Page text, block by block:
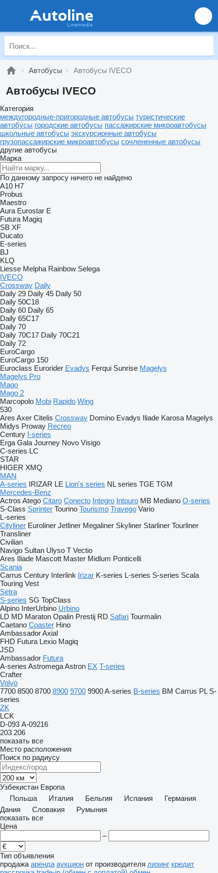
Автобусы Автобусы IVECO
Автобусы IVECO
Категория
междугородные-пригородные автобусы туристические
автобусы городские автобусы пассажирские микроавтобусы
школьные автобусы экскурсионные автобусы
грузопассажирские микроавтобусы сочлененные автобусы
другие автобусы
Марка
По данному запросу ничего не найдено
A10 H7
Probus
Maestro
Aura Eurostar E
Futura Magiq
SB XF
Ducato
E-series
BJ
KLQ
Liesse Melpha Rainbow Selega
IVECO
Crossway Daily
Daily 29 Daily 45 Daily 50
Daily 50C18
Daily 60 Daily 65
Daily 65C17
Daily 70
Daily 70C17 Daily 70C21
Daily 72
EuroCargo
EuroCargo 150
Euroclass Eurorider Evadys Ferqui Sunrise Magelys
Magelys Pro
Mago
Mago 2
Marcopolo Mobi Rapido Wing
530
Ares Axer Citelis Crossway Domino Evadys Iliade Karosa Magelys
Midys Proway Recreo
Century I-series
Erga Gala Journey Novo Visigo
C-series LC
STAR
HIGER XMQ
MAN
A-series IRIZAR LE Lion's series NL series TGE TGM
Mercedes-Benz
Actros Atego Citaro Conecto Integro Intouro MB Mediano O-series
S-Class Sprinter Tourino Tourismo Travego Vario
L-series
Cityliner Euroliner Jetliner Megaliner Skyliner Starliner Tourliner
Transliner
Civilian
Navigo Sultan Ulyso T Vectio
Ares Iliade Mascott Master Midlum Ponticelli
Scania
Carrus Century Interlink Irizar K-series L-series S-series Scala
Touring Vest
Setra
S-series SG TopClass
Alpino InterUrbino Urbino
LD MD Maraton Opalin Prestij RD Safari Tourmalin
Caetano Coaster Hino
AmbassadorAxial
FHD Futura Lexio Magiq
JSD
Ambassador Futura
A-series AstromegaAstron EX T-series
Crafter
Volvo
7700 8500 8700 8900 9700 9900A-series B-series BM Carrus PL S-
series
ZK
LCK
D-093 А-09216
203 206
показать все
Место расположения
Поиск по радиусу
Узбекистан Европа
Польша
Италия Бельгия Испания
Германия
Дания
Словакия
Румыния
показать все
Цена
–
Тип объявления
продажа аренда аукцион от производителя лизинг кредит